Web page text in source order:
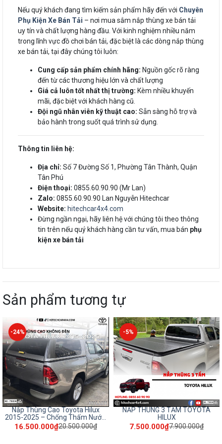
Nếu quý khách đang tìm kiếm sản phẩm hãy đến với Chuyên
Phụ Kiện Xe Bán Tải – nơi mua sắm nắp thùng xe bán tải
uy tín và chất lượng hàng đầu. Với kinh nghiệm nhiều năm
trong lĩnh vực đồ chơi bán tải, đặc biệt là các dòng nắp thùng
xe bán tải, tại đây chúng tôi luôn:
Cung cấp sản phẩm chính hãng: Nguồn gốc rõ ràng
đến từ các thương hiệu lớn và chất lượng
Giá cả luôn tốt nhất thị trường: Kèm nhiều khuyến
mãi, đặc biệt với khách hàng cũ.
Đội ngũ nhân viên kỹ thuật cao: Sẵn sàng hỗ trợ và
bảo hành trong suốt quá trình sử dụng.
Thông tin liên hệ:
Địa chỉ: Số 7 Đường Số 1, Phường Tân Thành, Quận
Tân Phú
Điện thoại: 0855.60.90.90 (Mr Lan)
Zalo: 0855.60.90.90 Lan Nguyễn Hitechcar
Website: hitechcar4x4.com
Đừng ngần ngại, hãy liên hệ với chúng tôi theo thông
tin trên nếu quý khách hàng cần tư vấn, mua bán phụ
kiện xe bán tải
Sản phẩm tương tự
-5%
NẮP THÙNG 3 TẤM TOYOTA
HILUX
7.500.000₫7.900.000₫
-35%
Nắp Thùng Cao Dành Cho Xe Bán
Tải Toyota Hilux – Có Đèn Phanh,
Chống Nước, Bảo Vệ Hàng Hóa
18.500.000₫24.900.000₫